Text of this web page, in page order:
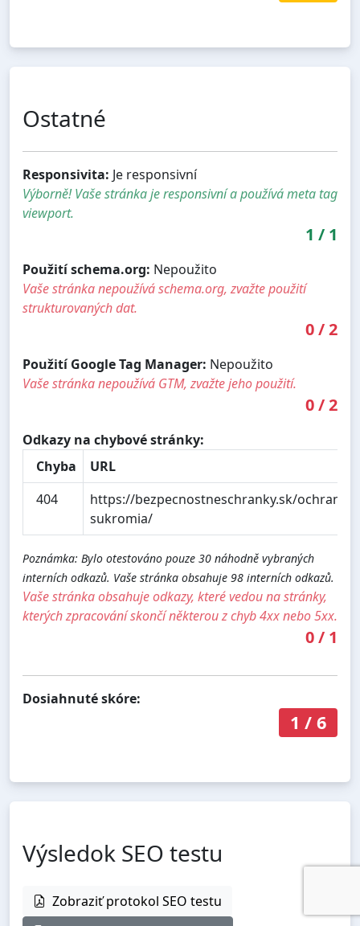
Ostatné
Responsivita: Je responsivní
Výborně! Vaše stránka je responsivní a používá meta tag
viewport.
1 / 1
Použití schema.org: Nepoužito
Vaše stránka nepoužívá schema.org, zvažte použití
strukturovaných dat.
0/2
Použití Google Tag Manager: Nepoužito
Vaše stránka nepoužívá GTM, zvažte jeho použití.
0/2
Odkazy na chybové stránky:
Chyba
URL
404
https://bezpecnostneschranky.sk/ochrana-
sukromia/
Poznámka: Bylo otestováno pouze 30 náhodně vybraných
interních odkazů. Vaše stránka obsahuje 98 interních odkazů.
Vaše stránka obsahuje odkazy, které vedou na stránky,
kterých zpracování skončí některou z chyb 4xx nebo 5xx.
0/ 1
Dosiahnuté skóre:
1 / 6
Výsledok SEO testu
Zobraziť protokol SEO testu